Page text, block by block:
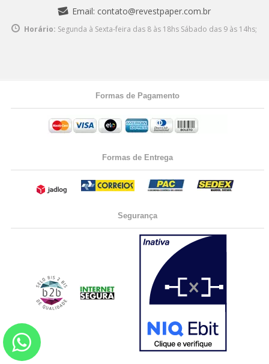
Email: contato@revestpaper.com.br
Horário: Segunda à Sexta-feira das 8 às 18hs Sábado das 9 às 14hs;
Formas de Pagamento
Formas de Entrega
Segurança